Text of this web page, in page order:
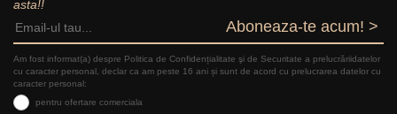
asta!!
Aboneaza-te acum! >
Am fost informat(a) despre Politica de Confidențialitate şi de Securitate a prelucrăriidatelor
cu caracter personal, declar ca am peste 16 ani și sunt de acord cu prelucrarea datelor cu
caracter personal:
pentru ofertare comerciala